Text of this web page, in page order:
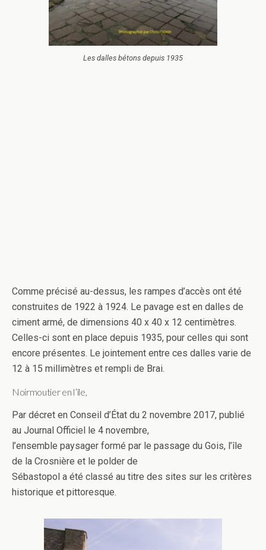
Les dalles bétons depuis 1935
Comme précisé au-dessus, les rampes d’accès ont été
construites de 1922 à 1924. Le pavage est en dalles de
ciment armé, de dimensions 40 x 40 x 12 centimètres.
Celles-ci sont en place depuis 1935, pour celles qui sont
encore présentes. Le jointement entre ces dalles varie de
12 à 15 millimètres et rempli de Brai.
Noirmoutier en l’île,
Par décret en Conseil d’État du 2 novembre 2017, publié
au Journal Officiel le 4 novembre,
l’ensemble paysager formé par le passage du Gois, l’île
de la Crosnière et le polder de
Sébastopol a été classé au titre des sites sur les critères
historique et pittoresque.